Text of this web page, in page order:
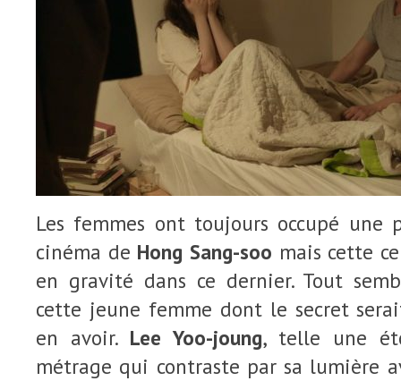
Les femmes ont toujours occupé une
cinéma de Hong Sang-soo mais cette
en gravité dans ce dernier. Tout
cette jeune femme dont le secret
en avoir. Lee Yoo-joung, telle une
métrage qui contraste par sa lumière